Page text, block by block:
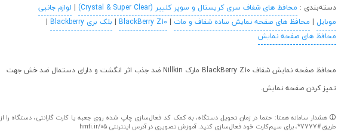
دسته‌بندی : محافظ های شفاف سری کریستال و سوپر کلییر (Crystal & Super Clear) | لوازم جانبی
موبایل | محافظ های صفحه نمایش ساده شفاف و مات |
BlackBerry Z10
| بلک بری Blackberry
|
محافظ های صفحه نمایش
محافظ صفحه نمایش شفاف BlackBerry Z10 مارک Nillkin ضد جذب اثر انگشت و دارای دستمال ضد خش جهت
تمیز کردن صفحه نمایش.
هشدار سامانه همتا: حتما در زمان تحویل دستگاه، به کمک کد فعال‌سازی چاپ شده روی جعبه یا کارت گارانتی، دستگاه را از
طریق #7777*، برای سیم‌کارت خود فعال‌سازی کنید. آموزش تصویری در آدرس اینترنتی hmti.ir/05